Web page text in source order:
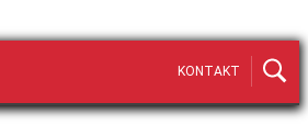
KONTAKT